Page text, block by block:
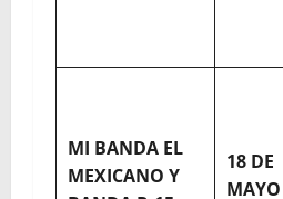
MI BANDA EL
MEXICANO Y
18 DE
MAYO